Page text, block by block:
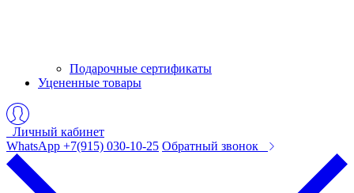
Подарочные сертификаты
Уцененные товары
Личный кабинет
WhatsApp +7(915) 030-10-25 Обратный звонок